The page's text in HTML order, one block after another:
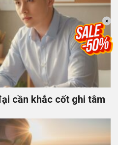
cần khắc cốt ghi tâm
×